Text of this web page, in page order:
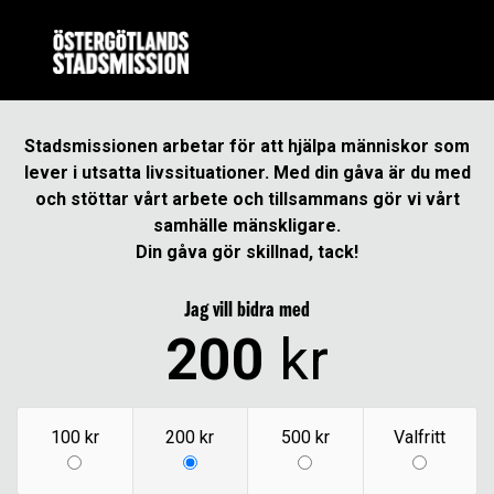
Stadsmissionen arbetar för att hjälpa människor som
lever i utsatta livssituationer. Med din gåva är du med
och stöttar vårt arbete och tillsammans gör vi vårt
samhälle mänskligare.
Din gåva gör skillnad, tack!
Jag vill bidra med
200 kr
100 kr 200 kr 500 kr Valfritt